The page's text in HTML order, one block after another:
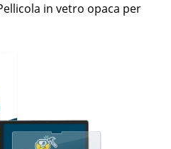
in vetro opaca per